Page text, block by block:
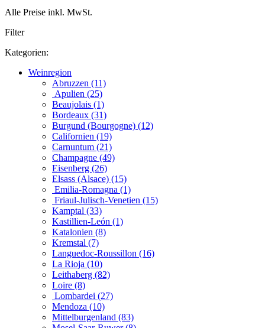
Alle Preise inkl. MwSt.
Filter
Kategorien:
Weinregion
Abruzzen (11)
Apulien (25)
Beaujolais (1)
Bordeaux (31)
Burgund (Bourgogne) (12)
Californien (19)
Carnuntum (21)
Champagne (49)
Eisenberg (26)
Elsass (Alsace) (15)
Emilia-Romagna (1)
Friaul-Julisch-Venetien (15)
Kamptal (33)
Kastillien-León (1)
Katalonien (8)
Kremstal (7)
Languedoc-Roussillon (16)
La Rioja (10)
Leithaberg (82)
Loire (8)
Lombardei (27)
Mendoza (10)
Mittelburgenland (83)